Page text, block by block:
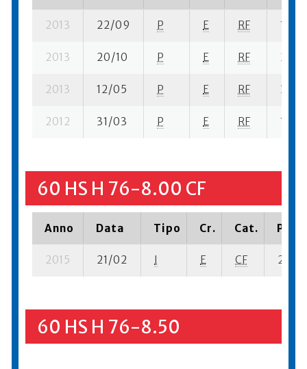
2013 22/09 P E RF 1 se-
2013 20/10 P E RF 2
2013 12/05 P E RF 3 se-
2012 31/03 P E RF 13
60 HS H 76-8.00 CF
Anno Data Tipo Cr. Cat.
2015 21/02 I E CF 2 se-
60 HS H 76-8.50